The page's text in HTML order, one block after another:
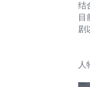
结
目
剧
人